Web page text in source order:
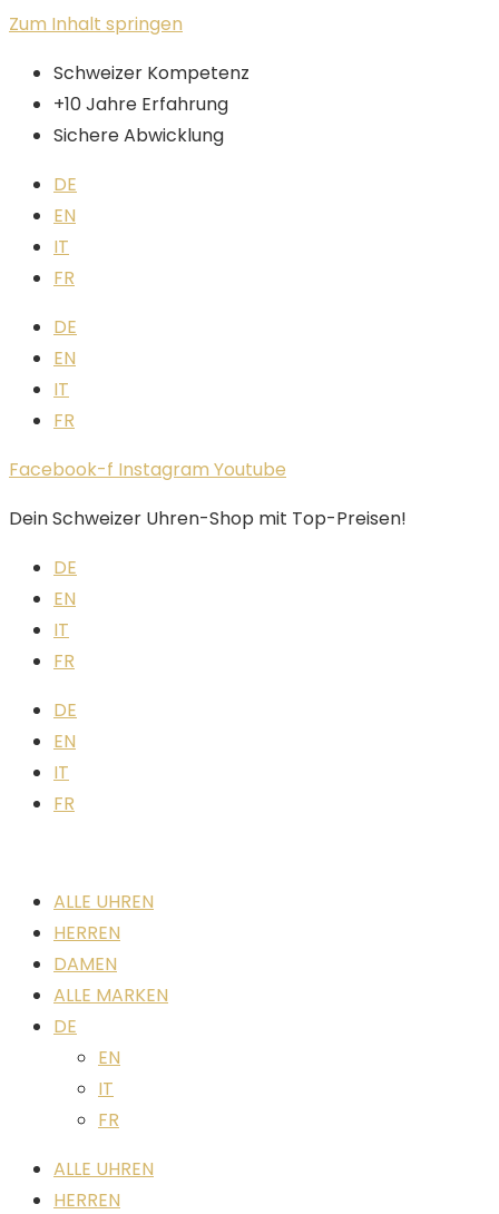
Zum Inhalt springen
Schweizer Kompetenz
+10 Jahre Erfahrung
Sichere Abwicklung
DE
EN
IT
FR
DE
EN
IT
FR
Facebook-f Instagram Youtube
Dein Schweizer Uhren-Shop mit Top-Preisen!
DE
EN
IT
FR
DE
EN
IT
FR
ALLE UHREN
HERREN
DAMEN
ALLE MARKEN
DE
EN
IT
FR
ALLE UHREN
HERREN